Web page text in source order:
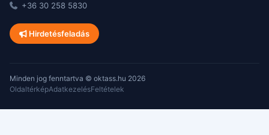
+36 30 258 5830
Hirdetésfeladás
Minden jog fenntartva © oktass.hu 2026
OldaltérképAdatkezelésFeltételek